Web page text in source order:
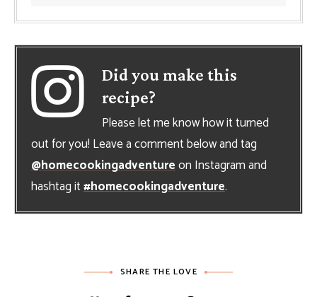
Did you make this
recipe?
Please let me know how it turned
out for you! Leave a comment below and tag
@homecookingadventureon Instagram and
hashtag it#homecookingadventure.
SHARE THE LOVE